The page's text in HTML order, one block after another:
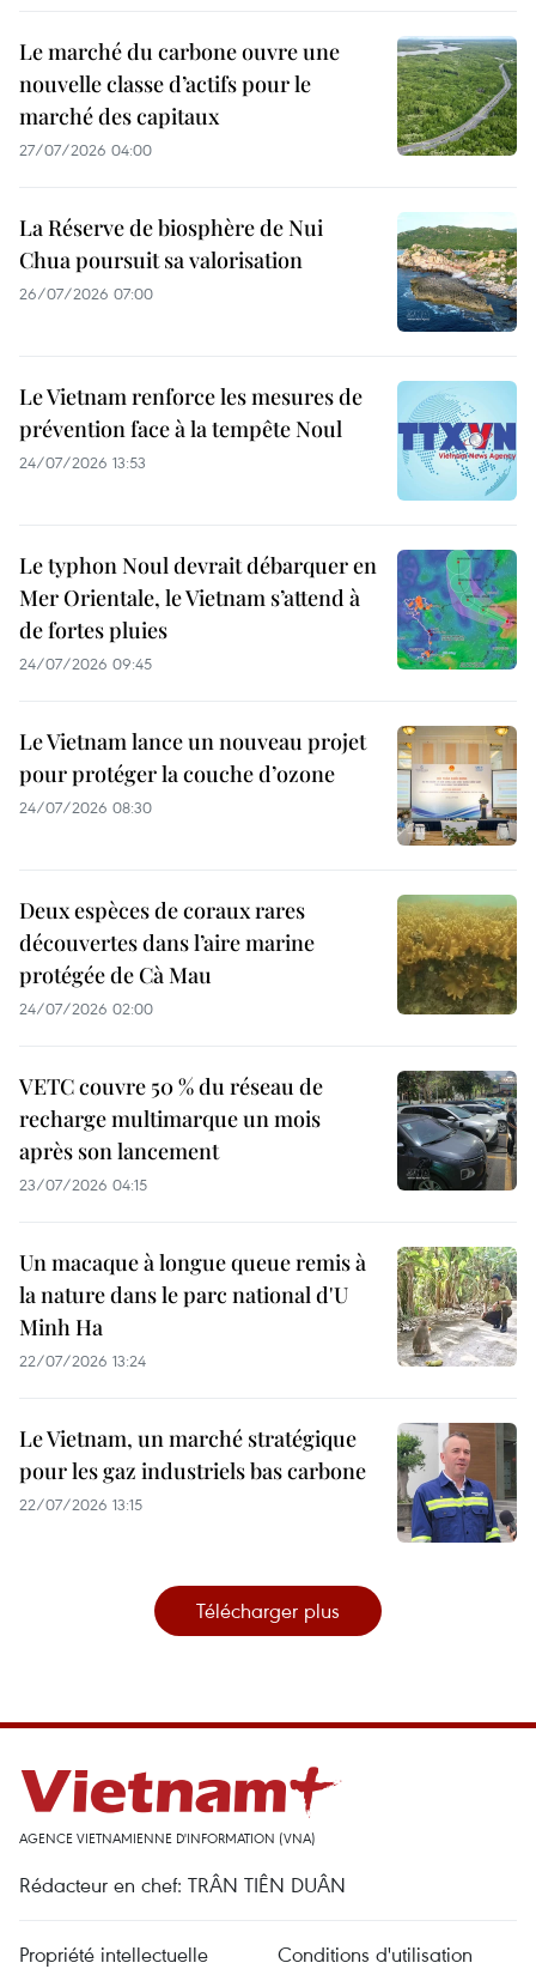
Le marché du carbone ouvre une
nouvelle classe d’actifs pour le
marché des capitaux
27/07/2026 04:00
La Réserve de biosphère de Nui
Chua poursuit sa valorisation
26/07/2026 07:00
Le Vietnam renforce les mesures de
prévention face à la tempête Noul
24/07/2026 13:53
Le typhon Noul devrait débarquer en
Mer Orientale, le Vietnam s’attend à
de fortes pluies
24/07/2026 09:45
Le Vietnam lance un nouveau projet
pour protéger la couche d’ozone
24/07/2026 08:30
Deux espèces de coraux rares
découvertes dans l’aire marine
protégée de Cà Mau
24/07/2026 02:00
VETC couvre 50 % du réseau de
recharge multimarque un mois
après son lancement
23/07/2026 04:15
Un macaque à longue queue remis à
la nature dans le parc national d'U
Minh Ha
22/07/2026 13:24
Le Vietnam, un marché stratégique
pour les gaz industriels bas carbone
22/07/2026 13:15
Télécharger plus
AGENCE VIETNAMIENNE D'INFORMATION (VNA)
Rédacteur en chef: TRÂN TIÊN DUÂN
Propriété intellectuelle Conditions d'utilisation